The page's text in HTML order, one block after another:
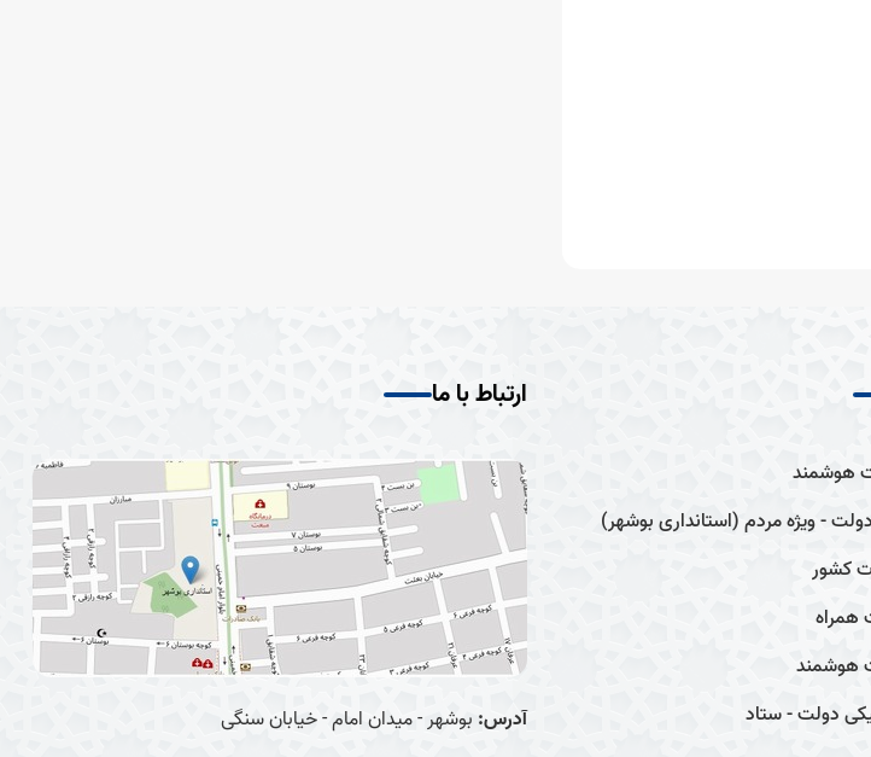
هوشمند
- ویژه مردم (استانداری بوشهر)
کشور
همراه
هوشمند
دولت - ستاد
ارتباط با ما
آدرس: بوشهر - میدان امام - خیابان سنگی